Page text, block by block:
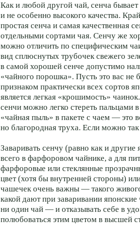
Как и любой другой чай, сенча бывает
и не особенно высокого качества.
простая сенча и самая качественная
отдельными сортами чая. Сенчу же
можно отличить по специфическим
вид сплюснутых трубочек свежего
в самой хорошей сенче допустимо
«чайного порошка». Пусть это вас
признаком практически всех сортов
является легкая «крошимость»
сенчи можно легко стереть пальцами
«чайная пыль» в пакете с чаем — это
но благородная труха. Если можно
Заваривать сенчу (равно как и
всего в фарфоровом чайнике, а для
фарфоровые или стеклянные
цвет (хотя бы внутренней стороны)
чашечек очень важны — такого
какой дают при заваривании
ни один чай — и отказывать себе в
полюбоваться этим цветом в высшей